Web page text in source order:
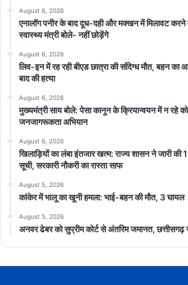
PWD_Open_Challenge
August 6, 2026
एनालॉग पनीर के बाद दूध-दही और मक्खन में मिलावट करने
स्वास्थ्य मंत्री बोले- नहीं छोड़ेंगे
August 6, 2026
लिव-इन में रह रही बीएड छात्रा की संदिग्ध मौत, बहन का
बाद की हत्या
August 6, 2026
मुख्यमंत्री साय बोले: पेसा कानून के क्रियान्वयन में न रहे
जनजागरूकता अभियान
August 6, 2026
खिलाड़ियों का लंबा इंतजार खत्म: राज्य शासन ने जारी की
सूची, सरकारी नौकरी का रास्ता साफ
August 5, 2026
कांकेर में भालू का खूनी हमला: भाई-बहन की मौत, 3 घायल
August 5, 2026
अनवर ढेबर को सुप्रीम कोर्ट से अंतरिम जमानत, छत्तीसगढ़